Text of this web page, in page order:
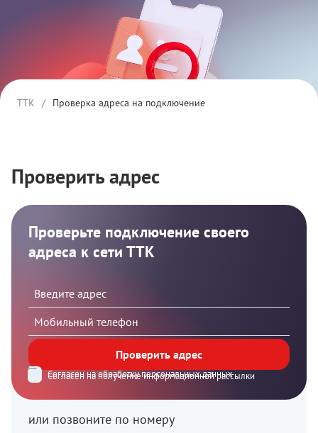
ТТК / Проверка адреса на подключение
Проверьте подключение своего
адреса к сети ТТК
Проверить адрес
Согласен на обработку персональных данных
Согласен на получение информационной рассылки
или позвоните по номеру
Проверить адрес